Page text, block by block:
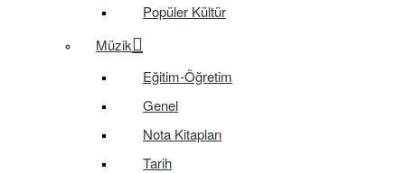
Popüler Kültür
Müzik
Eğitim-Öğretim
Genel
Nota Kitapları
Tarih